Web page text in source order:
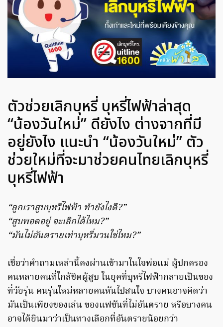
ตัวช่วยเลิกบุหรี่ บุหรี่ไฟฟ้าล่าสุด
“น้องวันใหม่” ดียังไง ต่างจากที่มี
อยู่ยังไง แนะนำ “น้องวันใหม่” ตัว
ช่วยใหม่ที่จะมาช่วยคนไทยเลิกบุหรี่
บุหรี่ไฟฟ้า
“ลูกเราสูบบุหรี่ไฟฟ้า ทำยังไงดี?”
“สูบพอดอยู่ จะเลิกได้ไหม?”
“มันไม่อันตรายเท่าบุหรี่มวนใช่ไหม?”
เชื่อว่าคำถามเหล่านี้คงผ่านเข้ามาในใจพ่อแม่ ผู้ปกครอง
คนหลายคนที่ใกล้ชิดผู้สูบ ในยุคที่บุหรี่ไฟฟ้ากลายเป็นของ
ที่วัยรุ่น คนรุ่นใหม่หลายคนหันไปสนใจ บางคนอาจคิดว่า
มันเป็นเพียงของเล่น ของแฟชันที่ไม่อันตราย หรือบางคน
อาจได้ยินมาว่าเป็นทางเลือกที่อันตรายน้อยกว่า